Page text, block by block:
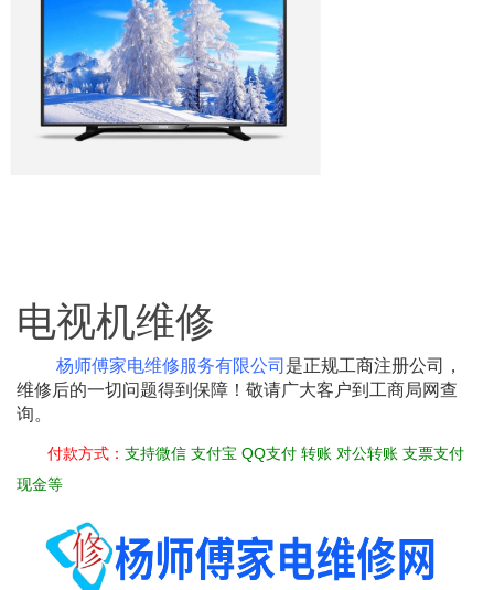
电视机维修
杨师傅家电维修服务有限公司 是正规工商注册公司，
维修后的一切问题得到保障！敬请广大客户到工商局网查
询。
付款方式 ： 支持微信 支付宝 QQ支付 转账 对公转账 支票支付
现金等